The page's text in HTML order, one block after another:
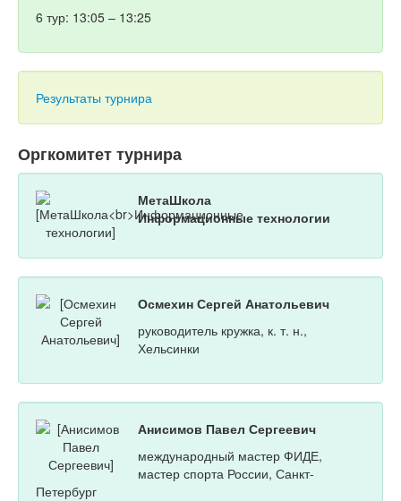
6 тур: 13:05 – 13:25
Результаты турнира
Оргкомитет турнира
МетаШкола
Информационные технологии
Осмехин Сергей Анатольевич
руководитель кружка, к. т. н.,
Хельсинки
Анисимов Павел Сергеевич
международный мастер ФИДЕ,
мастер спорта России, Санкт-
Петербург